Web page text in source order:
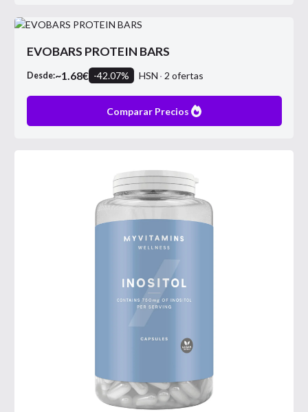
EVOBARS PROTEIN BARS
Desde:~1.68€ -42.07% HSN 2 ofertas
Comparar Precios